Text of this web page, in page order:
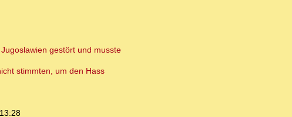
gestört und musste
stimmten, um den Hass